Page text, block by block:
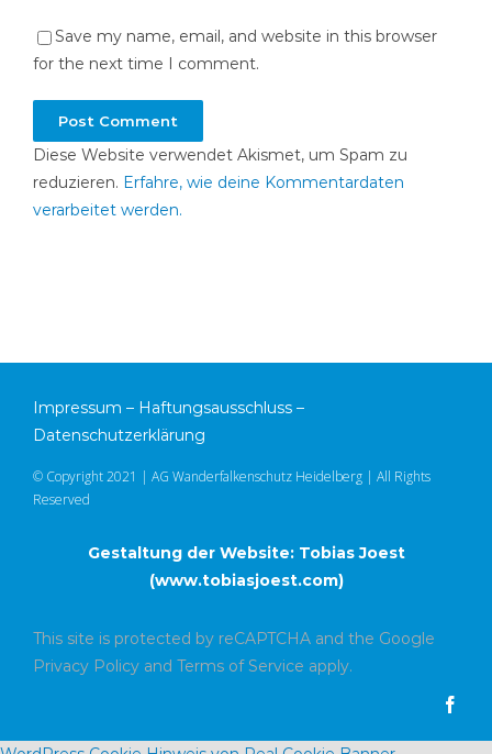
Save my name, email, and website in this browser
for the next time I comment.
Diese Website verwendet Akismet, um Spam zu
reduzieren. Erfahre, wie deine Kommentardaten
verarbeitet werden.
Impressum – Haftungsausschluss –
Datenschutzerklärung
© Copyright 2021 | AG Wanderfalkenschutz Heidelberg | All Rights
Reserved
Gestaltung der Website: Tobias Joest
(www.tobiasjoest.com)
This site is protected by reCAPTCHA and the Google
Privacy Policy and Terms of Service apply.